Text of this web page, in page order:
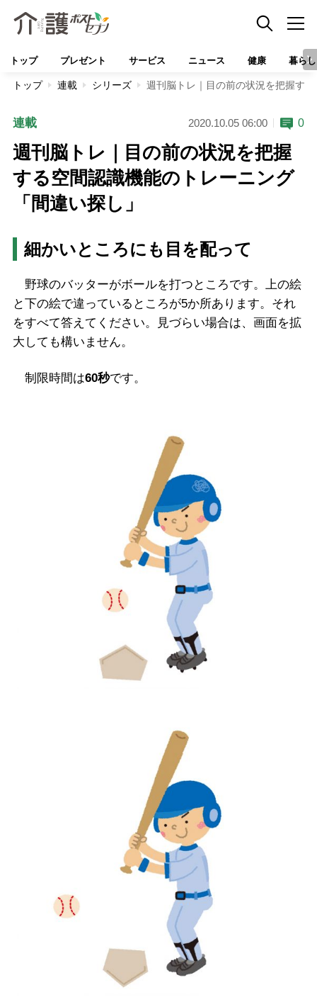
トップ プレゼント サービス ニュース 健康 暮らし
トップ 連載 シリーズ 週刊脳トレ｜目の前の状況を把握す
連載 2020.10.05 06:00 0
週刊脳トレ｜目の前の状況を把握
する空間認識機能のトレーニング
「間違い探し」
細かいところにも目を配って
野球のバッターがボールを打つところです。上の絵
と下の絵で違っているところが5か所あります。それ
をすべて答えてください。見づらい場合は、画面を拡
大しても構いません。
制限時間は60秒です。